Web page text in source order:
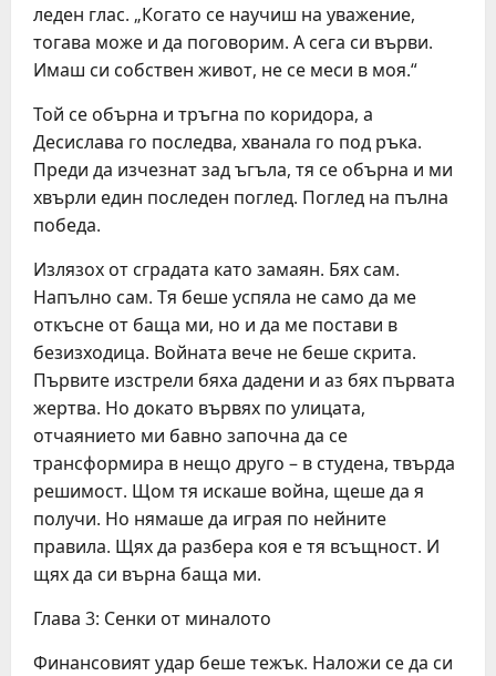
леден глас. „Когато се научиш на уважение,
тогава може и да поговорим. А сега си върви.
Имаш си собствен живот, не се меси в моя.“
Той се обърна и тръгна по коридора, а
Десислава го последва, хванала го под ръка.
Преди да изчезнат зад ъгъла, тя се обърна и ми
хвърли един последен поглед. Поглед на пълна
победа.
Излязох от сградата като замаян. Бях сам.
Напълно сам. Тя беше успяла не само да ме
откъсне от баща ми, но и да ме постави в
безизходица. Войната вече не беше скрита.
Първите изстрели бяха дадени и аз бях първата
жертва. Но докато вървях по улицата,
отчаянието ми бавно започна да се
трансформира в нещо друго – в студена, твърда
решимост. Щом тя искаше война, щеше да я
получи. Но нямаше да играя по нейните
правила. Щях да разбера коя е тя всъщност. И
щях да си върна баща ми.
Глава 3: Сенки от миналото
Финансовият удар беше тежък. Наложи се да си